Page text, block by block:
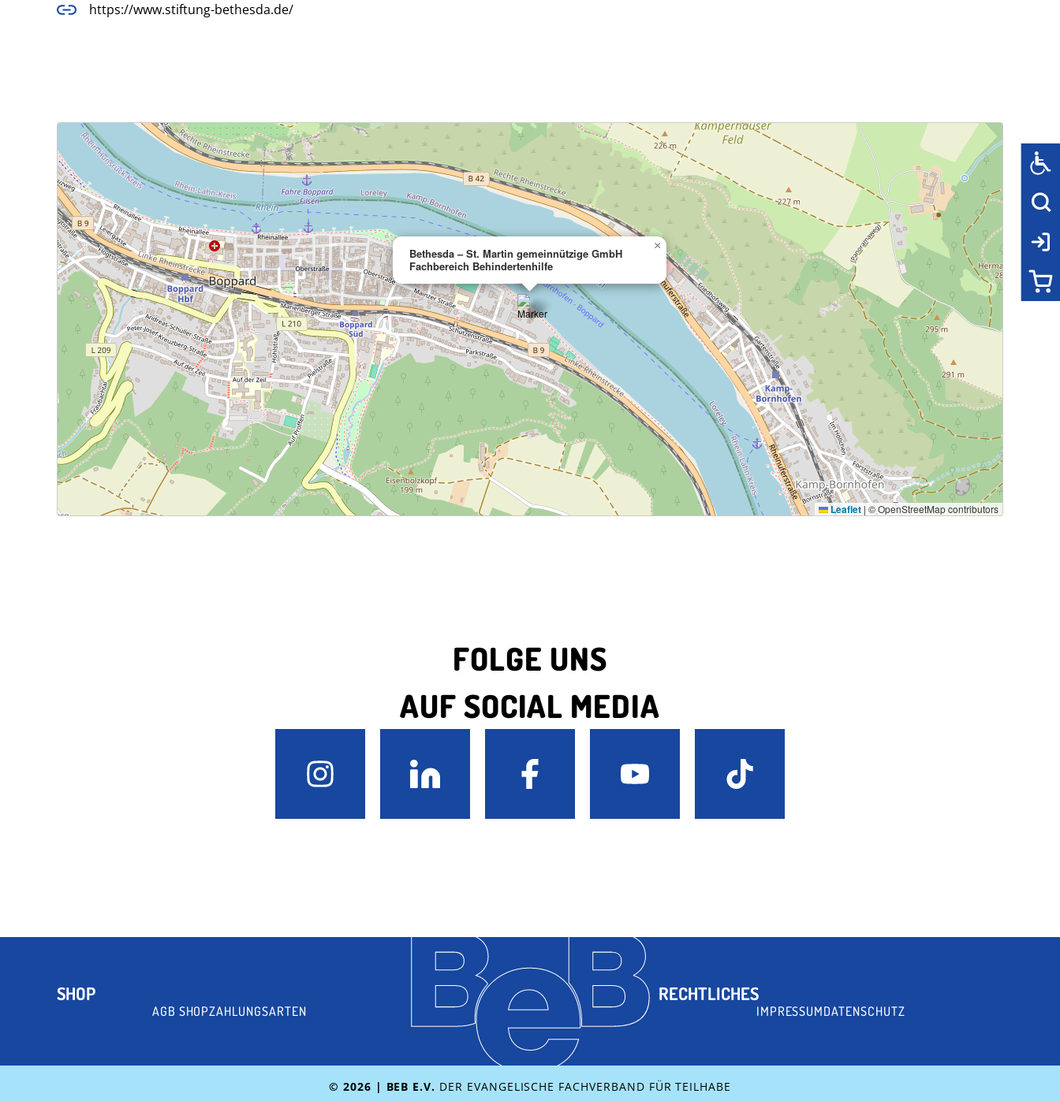
https://www.stiftung-bethesda.de/
Bethesda – St. Martin gemeinnützige GmbH
Fachbereich Behindertenhilfe
×
Leaflet | © OpenStreetMap contributors
FOLGE UNS
AUF SOCIAL MEDIA
SHOP
AGB SHOPZAHLUNGSARTEN
RECHTLICHES
IMPRESSUMDATENSCHUTZ
© 2026 | BEB E.V. DER EVANGELISCHE FACHVERBAND FÜR TEILHABE